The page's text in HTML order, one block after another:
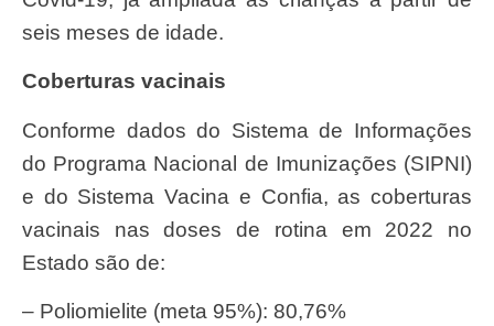
seis meses de idade.
Coberturas vacinais
Conforme dados do Sistema de Informações
do Programa Nacional de Imunizações (SIPNI)
e do Sistema Vacina e Confia, as coberturas
vacinais nas doses de rotina em 2022 no
Estado são de:
– Poliomielite (meta 95%): 80,76%